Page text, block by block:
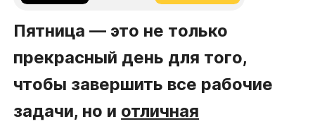
Пятница — это не только
прекрасный день для того,
чтобы завершить все рабочие
задачи, но и отличная